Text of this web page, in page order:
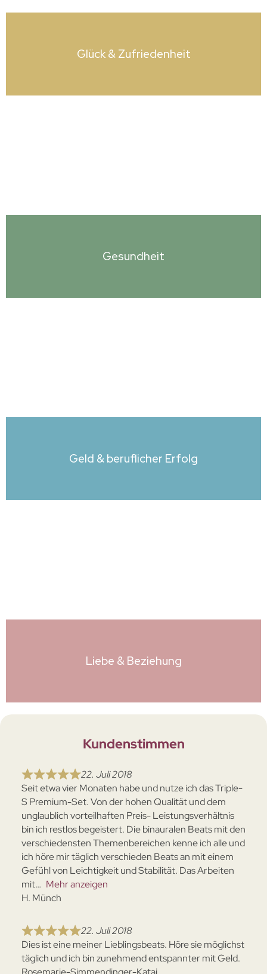
Glück & Zufrieden­heit
Gesundheit
Geld & beruflicher Erfolg
Liebe & Beziehung
Kundenstimmen
22. Juli 2018
Seit etwa vier Monaten habe und nutze ich das Triple-
S Premium-Set. Von der hohen Qualität und dem
unglaublich vorteilhaften Preis- Leistungsverhältnis
bin ich restlos begeistert. Die binauralen Beats mit den
verschiedensten Themenbereichen kenne ich alle und
ich höre mir täglich verschieden Beats an mit einem
Gefühl von Leichtigkeit und Stabilität. Das Arbeiten
mit
Mehr anzeigen
H. Münch
22. Juli 2018
Dies ist eine meiner Lieblingsbeats. Höre sie möglichst
täglich und ich bin zunehmend entspannter mit Geld.